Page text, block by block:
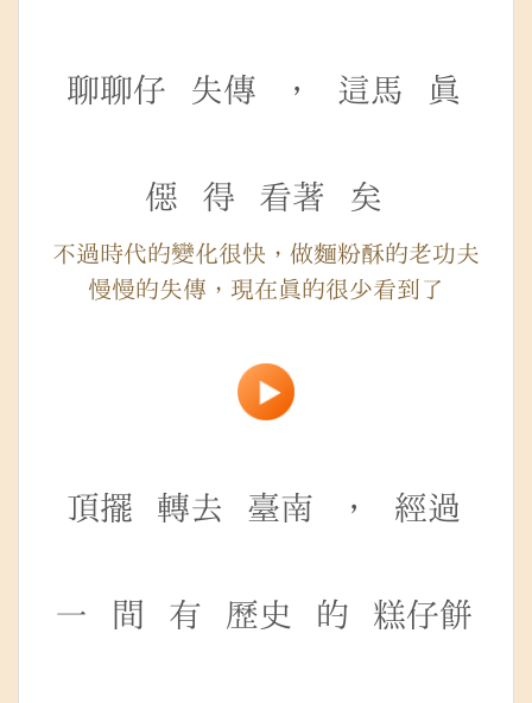
聊聊仔 失傳 ， 這馬 真
僫 得 看著 矣
不過時代的變化很快，做麵粉酥的老功夫
慢慢的失傳，現在真的很少看到了
頂擺 轉去 臺南 ， 經過
一 間 有 歷史 的 糕仔餅